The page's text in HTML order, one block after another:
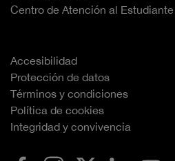
Centro de Atención al Estudiante
Accesibilidad
Protección de datos
Términos y condiciones
Política de cookies
Integridad y convivencia